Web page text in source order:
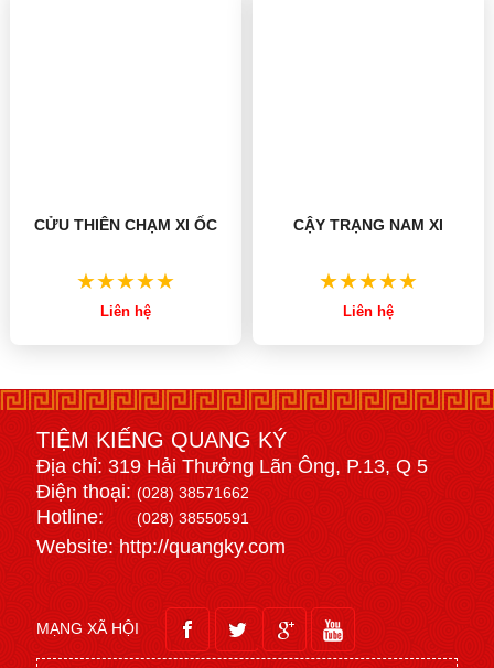
CỬU THIÊN CHẠM XI ỐC
Liên hệ
CẬY TRẠNG NAM XI
Liên hệ
TIỆM KIẾNG QUANG KÝ
Địa chỉ: 319 Hải Thưởng Lãn Ông, P.13, Q 5
Điện thoại:(028) 38571662
Hotline:(028) 38550591
Website: http://quangky.com
MẠNG XÃ HỘI